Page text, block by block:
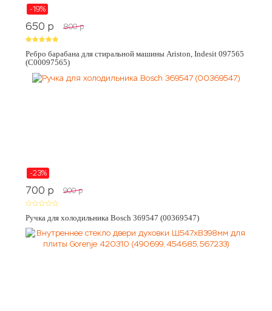
-19%
650 p 800 p
Ребро барабана для стиральной машины Ariston, Indesit 097565
(C00097565)
-23%
700 p 900 p
Ручка для холодильника Bosch 369547 (00369547)